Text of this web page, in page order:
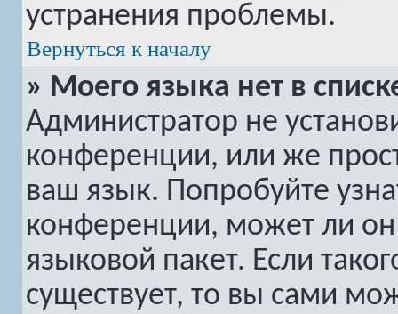
устранения проблемы.
Вернуться к началу
» Моего языка нет в
Администратор не
конференции, или же
ваш язык. Попробуйте
конференции, может ли
языковой пакет. Если
существует, то вы сами